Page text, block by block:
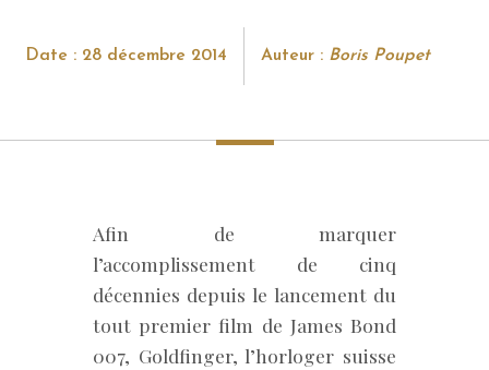
Date : 28 décembre 2014 Auteur : Boris Poupet
Afin de marquer
l’accomplissement de cinq
décennies depuis le lancement du
tout premier film de James Bond
007, Goldfinger, l’horloger suisse